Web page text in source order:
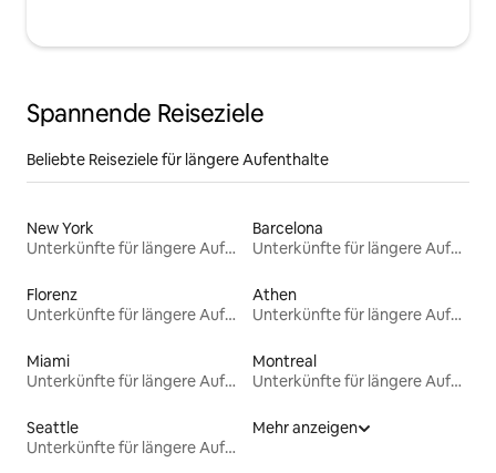
Spannende Reiseziele
Beliebte Reiseziele für längere Aufenthalte
New York
Unterkünfte für längere Aufenthalte
Barcelona
Unterkünfte für längere Aufenthalte
Florenz
Unterkünfte für längere Aufenthalte
Athen
Unterkünfte für längere Aufenthalte
Miami
Unterkünfte für längere Aufenthalte
Montreal
Unterkünfte für längere Aufenthalte
Seattle
Unterkünfte für längere Aufenthalte
Mehr anzeigen